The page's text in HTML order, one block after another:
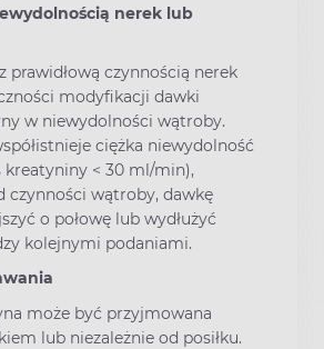
nerek lub
prawidłową czynnością nerek
modyfikacji dawki
w niewydolności wątroby.
ciężka niewydolność
kreatyniny < 30 ml/min),
czynności wątroby, dawkę
o połowę lub wydłużyć
kolejnymi podaniami.
może być przyjmowana
lub niezależnie od posiłku.